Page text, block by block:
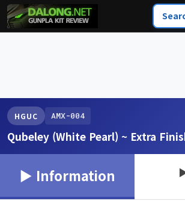
HGUC AMX-004
Qubeley (White Pearl) ~ Extra
▶ Information